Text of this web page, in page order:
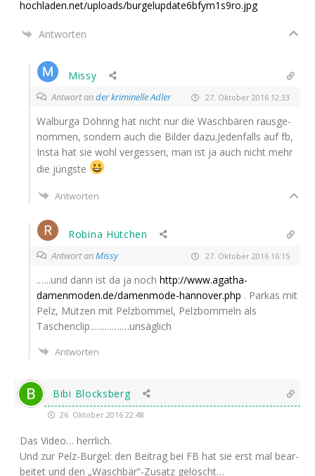
hochladen.net/uploads/burgelupdate6bfym1s9ro.jpg
Antworten
Missy
Antwort ander kriminelle Adler 27. Oktober 2016 12:33
Wal­bur­ga Döh­ring hat nicht nur die Wasch­bä­ren raus­ge­
nom­men, son­dern auch die Bil­der dazu.Jedenfalls auf fb,
Ins­ta hat sie wohl ver­ges­sen, man ist ja auch nicht mehr
die jüngste
Antworten
Robina Hütchen
Antwort anMissy 27. Oktober 2016 16:15
.…..und dann ist da ja noch http://www.agatha-
damenmoden.de/damenmode-hannover.php . Parkas mit
Pelz, Müt­zen mit Pelz­bom­mel, Pelz­bom­meln als
Taschenclip.….….….…unsäglich
Antworten
Bibi Blocksberg
26. Oktober 2016 22:48
Das Video… herrlich.
Und zur Pelz-Bur­gel: den Bei­trag bei FB hat sie erst mal bear­
bei­tet und den „Waschbär”-Zusatz gelöscht…